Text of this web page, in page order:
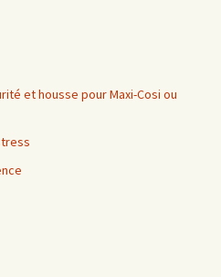
et housse pour Maxi-Cosi ou